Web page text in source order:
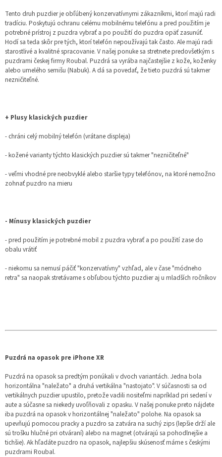
Tento druh puzdier je obľúbený konzervatívnymi zákazníkmi, ktorí majú radi
tradíciu. Poskytujú ochranu celému mobilnému telefónu a pred použitím je
potrebné prístroj z puzdra vybrať a po použití do puzdra opäť zasunúť.
Hodí sa teda skôr pre tých, ktorí telefón nepoužívajú tak často. Ale majú radi
starostlivé a kvalitné spracovanie. V našej ponuke sa stretnete predovšetkým s
puzdrami českej firmy Roubal. Puzdrá sa vyrába najčastejšie z kože, koženky
alebo umelého semišu (Nabuk). A dá sa povedať, že tieto puzdrá sú takmer
nezničiteľné.
+ Plusy klasických puzdier
- chráni celý mobilný telefón (vrátane displeja)
- kožené varianty týchto klasických puzdier sú takmer "nezničiteľné"
- veľmi vhodné pre neobvyklé alebo staršie typy telefónov, na ktoré nemožno
zohnať puzdro na mieru
- Mínusy klasických puzdier
- pred použitím je potrebné mobil z puzdra vybrať a po použití zase do
obalu vrátiť
- niekomu sa nemusí páčiť "konzervatívny" vzhľad, ale v čase "módneho
retra" sa naopak stretávame s obľubou týchto puzdier aj u mladších ročníkov
Puzdrá na opasok pre iPhone XR
Puzdrá na opasok sa predtým ponúkali v dvoch variantách. Jedna bola
horizontálna "naležato" a druhá vertikálna "nastojato". V súčasnosti sa od
vertikálnych puzdier upustilo, pretože vadili nositeľmi napríklad pri sedení v
aute a súčasne sa niekedy uvoľňovali z opasku. V našej ponuke preto nájdete
iba puzdrá na opasok v horizontálnej "naležato" polohe. Na opasok sa
upevňujú pomocou pracky a puzdro sa zatvára na suchý zips (lepšie drží ale
sú trošku hlučné pri otváraní) alebo na magnet (otvárajú sa pohodlnejšie a
tichšie). Ak hľadáte puzdro na opasok, najlepšiu skúsenosť máme s českými
puzdrami Roubal.